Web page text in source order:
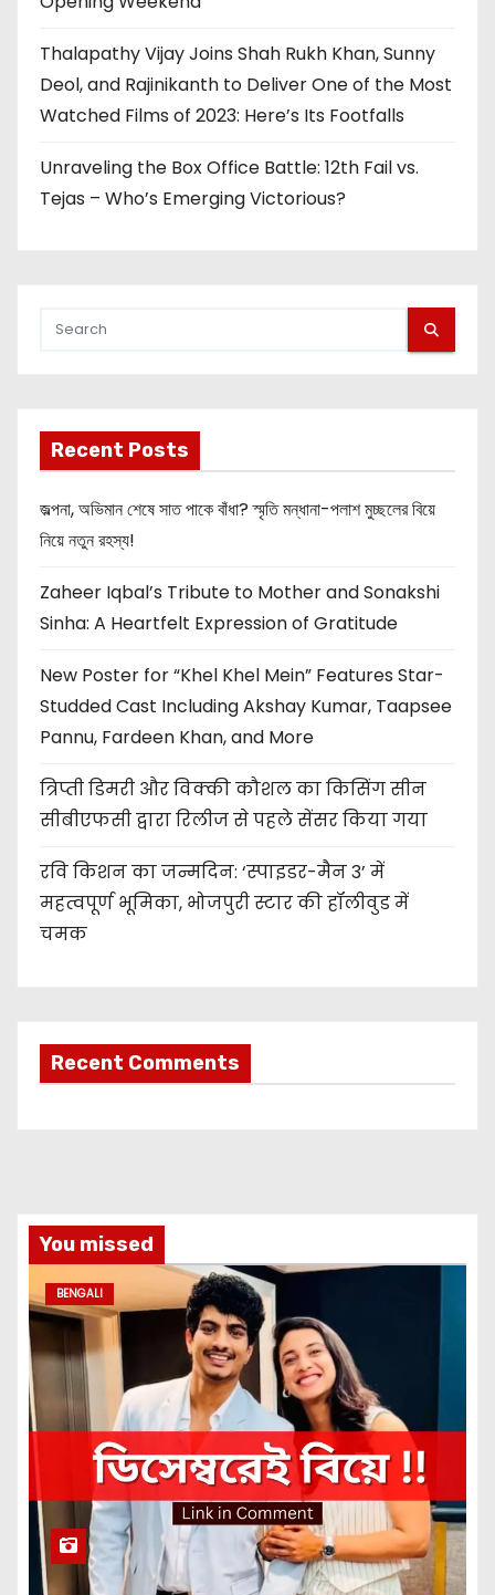
Thalapathy Vijay Joins Shah Rukh Khan, Sunny
Deol, and Rajinikanth to Deliver One of the Most
Watched Films of 2023: Here’s Its Footfalls
Unraveling the Box Office Battle: 12th Fail vs.
Tejas – Who’s Emerging Victorious?
Recent Posts
জল্পনা, অভিমান শেষে সাত পাকে বাঁধা? স্মৃতি মন্ধানা-পলাশ মুচ্ছলের বিয়ে
নিয়ে নতুন রহস্য!
Zaheer Iqbal’s Tribute to Mother and Sonakshi
Sinha: A Heartfelt Expression of Gratitude
New Poster for “Khel Khel Mein” Features Star-
Studded Cast Including Akshay Kumar, Taapsee
Pannu, Fardeen Khan, and More
त्रिप्ती डिमरी और विक्की कौशल का किसिंग सीन
सीबीएफसी द्वारा रिलीज से पहले सेंसर किया गया
रवि किशन का जन्मदिन: ‘स्पाइडर-मैन 3’ में
महत्वपूर्ण भूमिका, भोजपुरी स्टार की हॉलीवुड में
चमक
Recent Comments
You missed
BENGALI